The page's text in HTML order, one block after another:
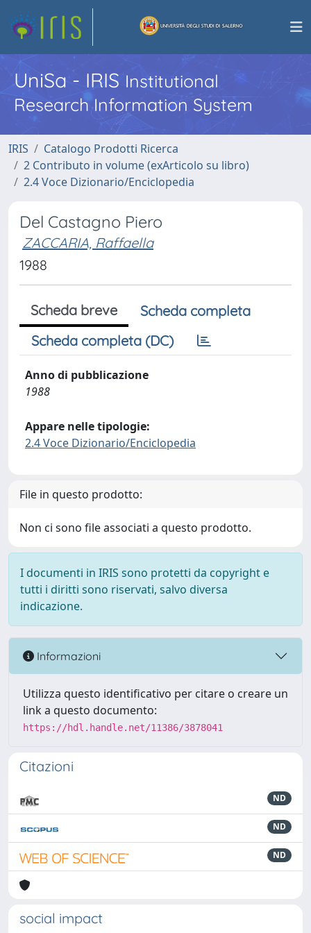
UniSa - IRISInstitutional
Research Information System
IRIS
Catalogo Prodotti Ricerca
2 Contributo in volume (exArticolo su libro)
2.4 Voce Dizionario/Enciclopedia
Del Castagno Piero
ZACCARIA, Raffaella
1988
Scheda breve
Scheda completa
Scheda completa (DC)
Anno di pubblicazione
1988
Appare nelle tipologie:
2.4 Voce Dizionario/Enciclopedia
File in questo prodotto:
Non ci sono file associati a questo prodotto.
I documenti in IRIS sono protetti da copyright e
tutti i diritti sono riservati, salvo diversa
indicazione.
Informazioni
Utilizza questo identificativo per citare o creare un
link a questo documento:
https://hdl.handle.net/11386/3878041
Citazioni
ND
ND
ND
social impact